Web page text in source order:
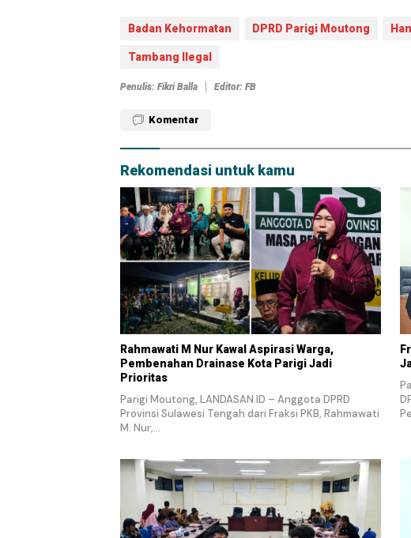
Badan Kehormatan DPRD Parigi Moutong
Tambang Ilegal
Penulis: Fikri Balla Editor: FB
Komentar
Rekomendasi untuk kamu
Rahmawati M Nur Kawal Aspirasi Warga,
Pembenahan Drainase Kota Parigi Jadi
Prioritas
Parigi Moutong, LANDASAN.ID – Anggota DPRD
Provinsi Sulawesi Tengah dari Fraksi PKB, Rahmawati
M. Nur,…